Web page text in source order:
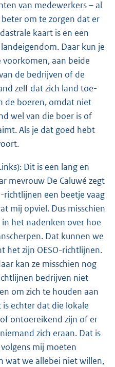
van medewerkers – al
om te zorgen dat er
kaart is en een
Daar kun je
aan beide
de bedrijven of de
zelf dat zich land toe-
de boeren, omdat niet
wel van die boer is of
Als je dat goed hebt
Dit is een lang en
mevrouw De Caluwé zegt
richtlijnen een beetje vaag
mij opviel. Dus misschien
het nadenken over hoe
Dat kunnen we
het zijn OESO-richtlijnen.
kan ze misschien nog
bedrijven niet
om zich te houden aan
echter dat die lokale
ontoereikend zijn of er
zich eraan. Dat is
mij moeten
wat we allebei niet willen,